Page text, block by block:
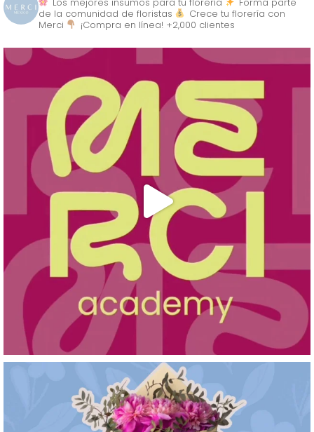
de la comunidad de floristas
Crece tu florería con
Merci
¡Compra en línea! +2,000 clientes